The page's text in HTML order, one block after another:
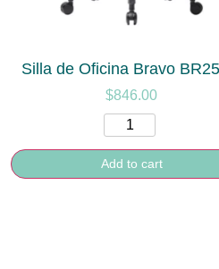
Silla de Oficina Bravo
$846.00
Add to cart